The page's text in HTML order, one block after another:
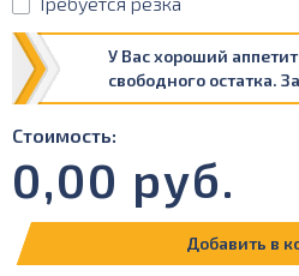
У Вас хороший
свободного остатка.
Стоимость:
0,00 руб.
Добавить в